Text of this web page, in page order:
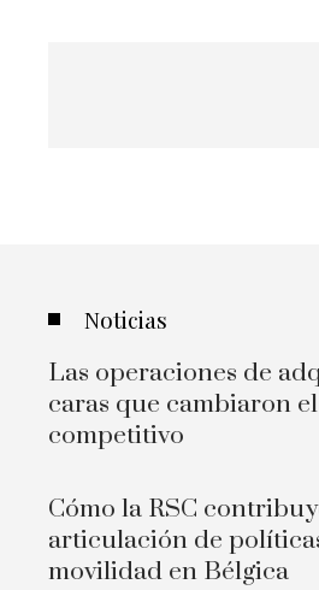
Noticias
Las operaciones de
caras que cambiaron
competitivo
Cómo la RSC
articulación de
movilidad en Bélgica